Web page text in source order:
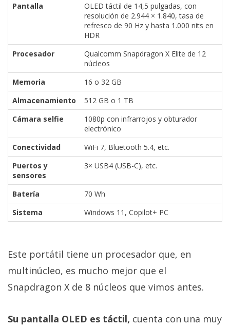
Pantalla
OLED táctil de 14,5 pulgadas, con
resolución de 2.944 × 1.840, tasa de
refresco de 90 Hz y hasta 1.000 nits en
HDR
Procesador
Qualcomm Snapdragon X Elite de 12
núcleos
Memoria
16 o 32 GB
Almacenamiento
512 GB o 1 TB
Cámara selfie
1080p con infrarrojos y obturador
electrónico
Conectividad
WiFi 7, Bluetooth 5.4, etc.
Puertos y
sensores
3× USB4 (USB-C), etc.
Batería
70 Wh
Sistema
Windows 11, Copilot+ PC
Este portátil tiene un procesador que, en
multinúcleo, es mucho mejor que el
Snapdragon X de 8 núcleos que vimos antes.
Su pantalla OLED es táctil, cuenta con una muy